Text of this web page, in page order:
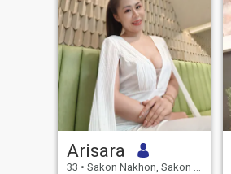
Arisara
33 • Sakon Nakhon, Sakon Nakhon, Thailand